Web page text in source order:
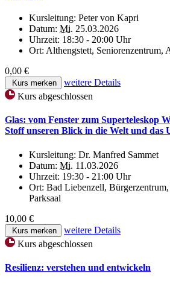
Kursleitung: Peter von Kapri
Datum: Mi. 25.03.2026
Uhrzeit: 18:30 - 20:00 Uhr
Ort: Althengstett, Seniorenzentrum,
0,00 €
Kurs merken
weitere Details
Kurs abgeschlossen
Glas: vom Fenster zum Superteleskop
Stoff unseren Blick in die Welt und das
Kursleitung: Dr. Manfred Sammet
Datum: Mi. 11.03.2026
Uhrzeit: 19:30 - 21:00 Uhr
Ort: Bad Liebenzell,
Parksaal
10,00 €
Kurs merken
weitere Details
Kurs abgeschlossen
Resilienz: verstehen und entwickeln